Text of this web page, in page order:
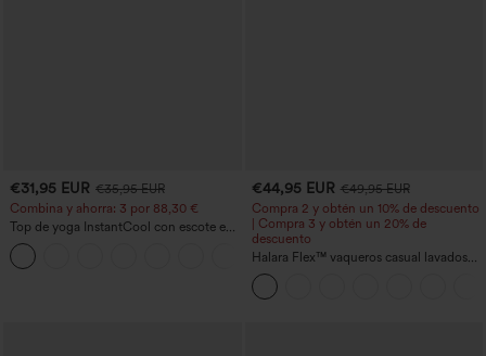
€31,95 EUR €35,95 EUR
Combina y ahorra: 3 por 88,30 €
Top de yoga InstantCool con escote en
U y bajo curvado - UPF50+
€44,95 EUR €49,95 EUR
Compra 2 y obtén un 10% de descuento
| Compra 3 y obtén un 20% de
descuento
Halara Flex™ vaqueros casual lavados
asimétricos de tiro bajo con bolsillos
con cremallera, corte baggy y pierna
ancha